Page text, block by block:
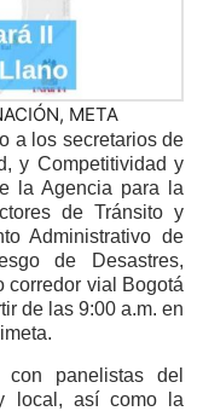
, META
a los secretarios de
y Competitividad y
la Agencia para la
de Tránsito y
Administrativo de
de Desastres,
corredor vial Bogotá
de las 9:00 a.m. en
panelistas del
local, así como la